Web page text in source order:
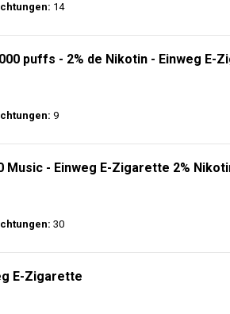
14
puffs - 2% de Nikotin - Einweg E-
9
Music - Einweg E-Zigarette 2%
30
E-Zigarette